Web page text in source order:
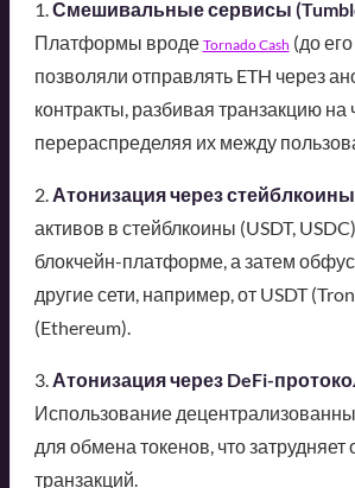
1.Смешивальные сервисы
Платформы вроде Tornado Cash (до
позволяли отправлять ETH через
контракты, разбивая транзакцию на
перераспределяя их между
2. Атонизация через
активов в стейблкоины (USDT,
блокчейн-платформе, а затем
другие сети, например, от USDT
(Ethereum).
3. Атонизация через DeFi-
Использование
для обмена токенов, что
транзакций.